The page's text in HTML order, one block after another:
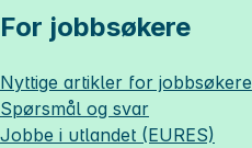
For jobbsøkere
Nyttige artikler for jobbsøkere
Spørsmål og svar
Jobbe i utlandet (EURES)